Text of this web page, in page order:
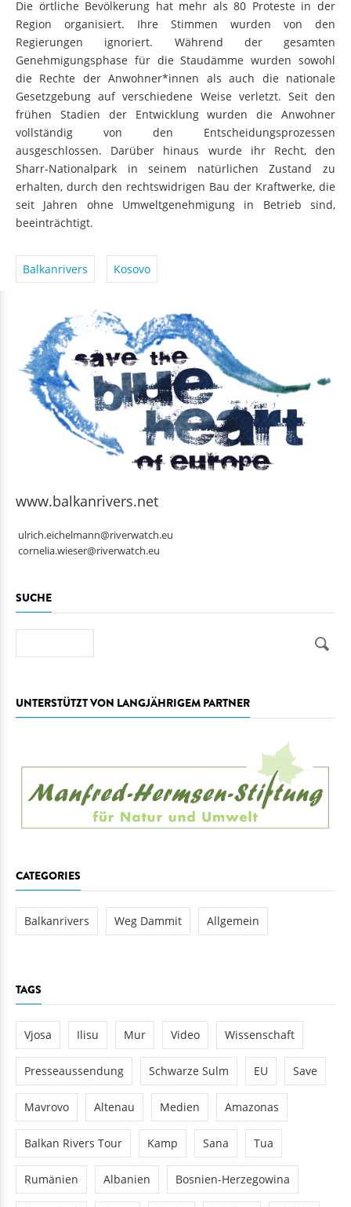
Die örtliche Bevölkerung hat mehr als 80 Proteste in der
Region organisiert. Ihre Stimmen wurden von den
Regierungen ignoriert. Während der gesamten
Genehmigungsphase für die Staudämme wurden sowohl
die Rechte der Anwohner*innen als auch die nationale
Gesetzgebung auf verschiedene Weise verletzt. Seit den
frühen Stadien der Entwicklung wurden die Anwohner
vollständig von den Entscheidungsprozessen
ausgeschlossen. Darüber hinaus wurde ihr Recht, den
Sharr-Nationalpark in seinem natürlichen Zustand zu
erhalten, durch den rechtswidrigen Bau der Kraftwerke, die
seit Jahren ohne Umweltgenehmigung in Betrieb sind,
beeinträchtigt.
Balkanrivers Kosovo
www.balkanrivers.net
ulrich.eichelmann@riverwatch.eu
cornelia.wieser@riverwatch.eu
SUCHE
UNTERSTÜTZT VON LANGJÄHRIGEM PARTNER
CATEGORIES
Balkanrivers Weg Dammit Allgemein
TAGS
Vjosa Ilisu Mur Video Wissenschaft
Presseaussendung Schwarze Sulm EU Save
Mavrovo Altenau Medien Amazonas
Balkan Rivers Tour Kamp Sana Tua
Rumänien Albanien Bosnien-Herzegowina